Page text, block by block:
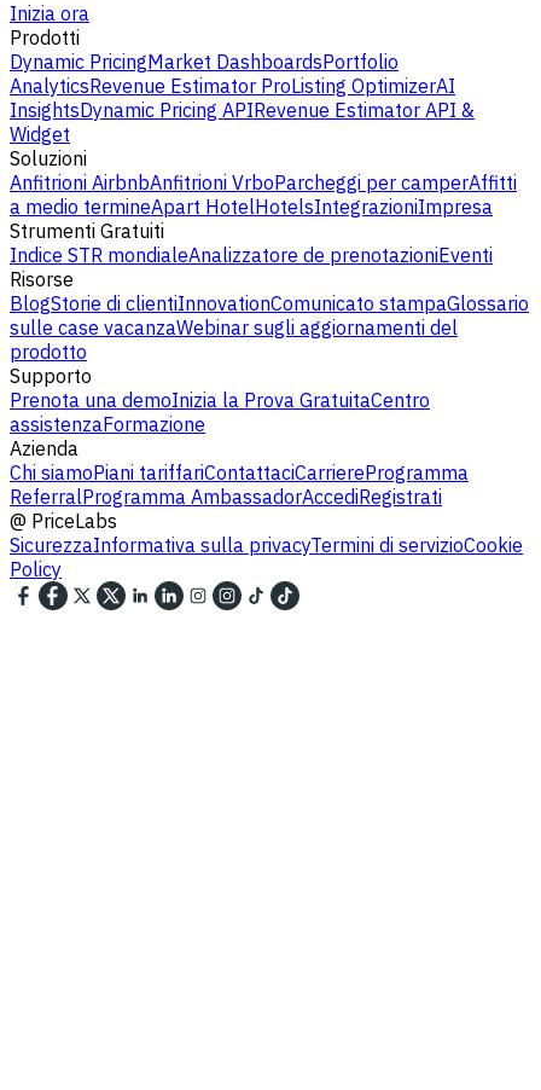
Inizia ora
Prodotti
Dynamic PricingMarket DashboardsPortfolio
AnalyticsRevenue Estimator ProListing OptimizerAI
InsightsDynamic Pricing APIRevenue Estimator API &
Widget
Soluzioni
Anfitrioni AirbnbAnfitrioni VrboParcheggi per camperAffitti
a medio termineApart HotelHotelsIntegrazioniImpresa
Strumenti Gratuiti
Indice STR mondialeAnalizzatore de prenotazioniEventi
Risorse
BlogStorie di clientiInnovationComunicato stampaGlossario
sulle case vacanzaWebinar sugli aggiornamenti del
prodotto
Supporto
Prenota una demoInizia la Prova GratuitaCentro
assistenzaFormazione
Azienda
Chi siamoPiani tariffariContattaciCarriereProgramma
ReferralProgramma AmbassadorAccediRegistrati
@ PriceLabs
SicurezzaInformativa sulla privacyTermini di servizioCookie
Policy